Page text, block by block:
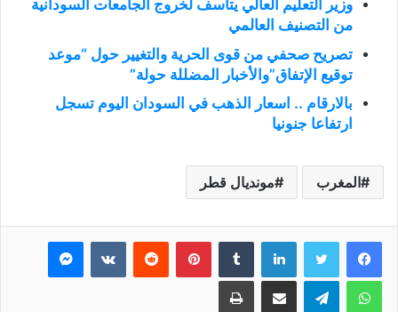
وزير التعليم العالي يتأسف لخروج الجامعات السودانية
من التصنيف العالمي
تصريح صحفي من قوى الحرية والتغيير حول “موعد
توقيع الإتفاق”والأخبار المضللة حولة”
بالارقام .. اسعار الذهب في السودان اليوم تسجل
ارتفاعا جنونيا
المغرب مونديال قطر
فيسبوك تويتر لينكدإن بينتيريست ماسنجر
واتساب تيلقرام مشاركة عبر البريد طباعة